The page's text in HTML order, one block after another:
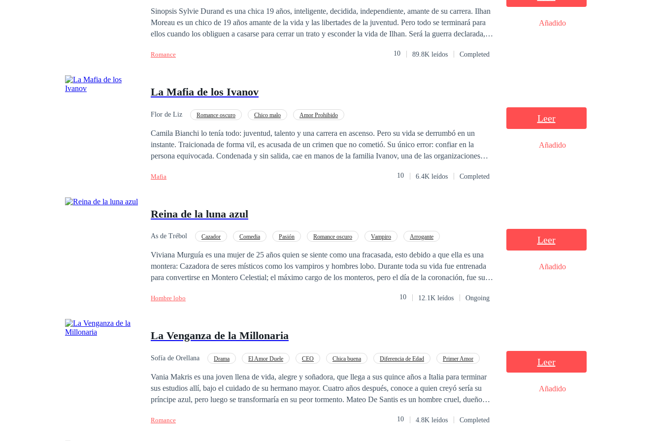
Sinopsis Sylvie Durand es una chica 19 años, inteligente, decidida, independiente, amante de su carrera. Ilhan
Moreau es un chico de 19 años amante de la vida y las libertades de la juventud. Pero todo se terminará para
ellos cuando los obliguen a casarse para cerrar un trato y esconder la vida de Ilhan. Será la guerra declarada,
¿Podrán volver a unirse luego de terminar con su matrimonio?
Romance 10 89.8K leídos Completed
Añadido
La Mafia de los Ivanov
Flor de Liz Romance oscuro Chico malo Amor Prohibido
Camila Bianchi lo tenía todo: juventud, talento y una carrera en ascenso. Pero su vida se derrumbó en un
instante. Traicionada de forma vil, es acusada de un crimen que no cometió. Su único error: confiar en la
persona equivocada. Condenada y sin salida, cae en manos de la familia Ivanov, una de las organizaciones
salvador… y su maldición. Él es fuego y hielo. Belleza letal. El hombre que la llevará al límite entre el placer y
que el destino los arrastre a un final tan oscuro como inevitable. Porque cuando el amor nace en el infierno,
Mafia 10 6.4K leídos Completed
Leer
Añadido
Reina de la luna azul
As de Trébol Cazador Comedia Pasión Romance oscuro Vampiro Arrogante
Viviana Murguía es una mujer de 25 años quien se siente como una fracasada, esto debido a que ella es una
montera: Cazadora de seres místicos como los vampiros y hombres lobo. Durante toda su vida fue entrenada
para convertirse en Montero Celestial; el máximo cargo de los monteros, pero el día de la coronación, fue su
Lucas, el hombre del que siempre estuvo enamorada, Viviana decide escapar del clan de los monteros para
enfrenta a la misteriosa muerte de su padre, debe descubrir qué ser sobrenatural lo asesinó y cobrar venganza
tan malos como ella pensaba.
Hombre lobo 10 12.1K leídos Ongoing
Leer
Añadido
La Venganza de la Millonaria
Sofía de Orellana Drama El Amor Duele CEO Chica buena Diferencia de Edad
Primer Amor
Vania Makris es una joven llena de vida, alegre y soñadora, que llega a sus quince años a Italia para terminar
sus estudios allí, bajo el cuidado de su hermano mayor. Cuatro años después, conoce a quien creyó sería su
príncipe azul, pero luego se transformaría en su peor tormento. Mateo De Santis es un hombre cruel, dueño
él, hasta que su pasado le juega una mala pasada y cree que la mujer a la cual ama, le es infiel. Allí sacará su
Romance 10 4.8K leídos Completed
Leer
Añadido